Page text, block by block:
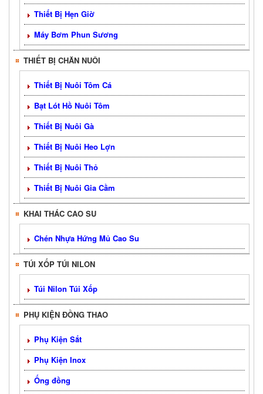
Thiết Bị Hẹn Giờ
Máy Bơm Phun Sương
THIẾT BỊ CHĂN NUÔI
Thiết Bị Nuôi Tôm Cá
Bạt Lót Hồ Nuôi Tôm
Thiết Bị Nuôi Gà
Thiết Bị Nuôi Heo Lợn
Thiết Bị Nuôi Thỏ
Thiết Bị Nuôi Gia Cầm
KHAI THÁC CAO SU
Chén Nhựa Hứng Mủ Cao Su
TÚI XỐP TÚI NILON
Túi Nilon Túi Xốp
PHỤ KIỆN ĐỒNG THAO
Phụ Kiện Sắt
Phụ Kiện Inox
Ống đồng